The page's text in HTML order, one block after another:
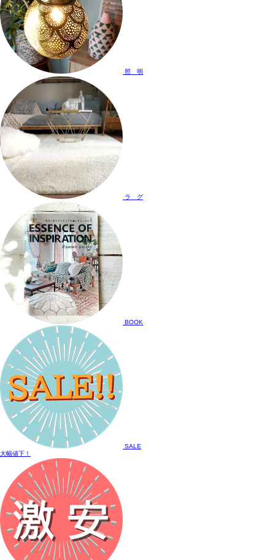
照 明
ラ グ
BOOK
SALE
大幅値下！